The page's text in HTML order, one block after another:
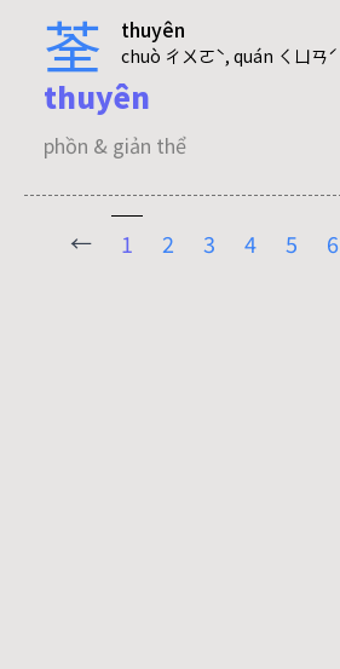
荃 thuyên
chuò ㄔㄨㄛˋ, quán ㄑㄩㄢˊ
thuyên
phồn & giản thể
← 1 2 3 4 5 6